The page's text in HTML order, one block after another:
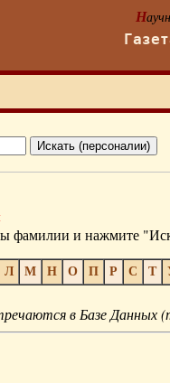
Н
фамилии и нажмите
Л М Н О П Р С Т
в Базе Данных